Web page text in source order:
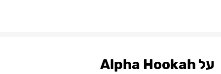
על Alpha Hookah